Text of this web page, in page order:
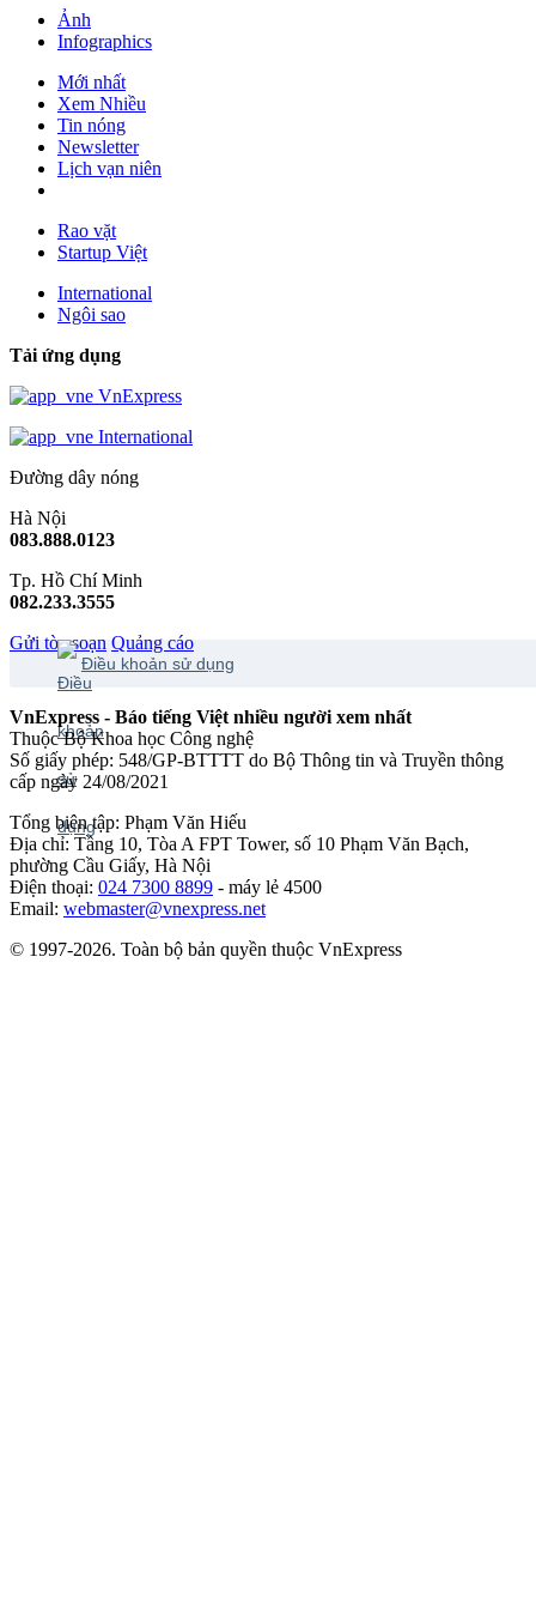
Ảnh
Infographics
Mới nhất
Xem Nhiều
Tin nóng
Newsletter
Lịch vạn niên
Rao vặt
Startup Việt
International
Ngôi sao
Tải ứng dụng
VnExpress
International
Đường dây nóng
Hà Nội
083.888.0123
Tp. Hồ Chí Minh
082.233.3555
Gửi tòa soạn Quảng cáo
Điều khoản sử dụng
VnExpress - Báo tiếng Việt nhiều người xem nhất
Thuộc Bộ Khoa học Công nghệ
Số giấy phép: 548/GP-BTTTT do Bộ Thông tin và Truyền thông
cấp ngày 24/08/2021
Tổng biên tập: Phạm Văn Hiếu
Địa chỉ: Tầng 10, Tòa A FPT Tower, số 10 Phạm Văn Bạch,
phường Cầu Giấy, Hà Nội
Điện thoại: 024 7300 8899 - máy lẻ 4500
Email: webmaster@vnexpress.net
© 1997-2026. Toàn bộ bản quyền thuộc VnExpress